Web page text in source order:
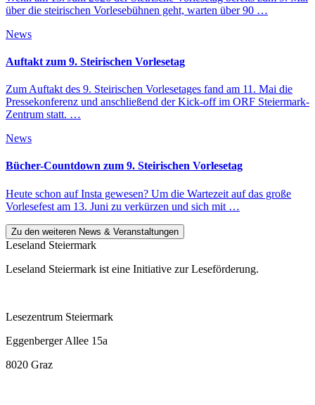
über die steirischen Vorlesebühnen geht, warten über 90 …
News
Auftakt zum 9. Steirischen Vorlesetag
Zum Auftakt des 9. Steirischen Vorlesetages fand am 11. Mai die
Pressekonferenz und anschließend der Kick-off im ORF Steiermark-
Zentrum statt. …
News
Bücher-Countdown zum 9. Steirischen Vorlesetag
Heute schon auf Insta gewesen? Um die Wartezeit auf das große
Vorlesefest am 13. Juni zu verkürzen und sich mit …
Zu den weiteren News & Veranstaltungen
Leseland Steiermark
Leseland Steiermark ist eine Initiative zur Leseförderung.
Lesezentrum Steiermark
Eggenberger Allee 15a
8020 Graz